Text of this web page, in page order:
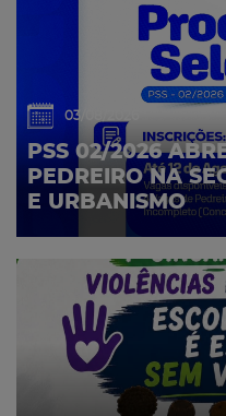
03/08/2026
PSS 02/2026
PEDREIRO NA
E URBANISMO